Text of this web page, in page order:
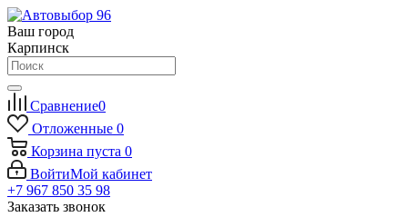
Ваш город
Карпинск
Сравнение0
Отложенные 0
Корзина пуста 0
ВойтиМой кабинет
+7 967 850 35 98
Заказать звонок